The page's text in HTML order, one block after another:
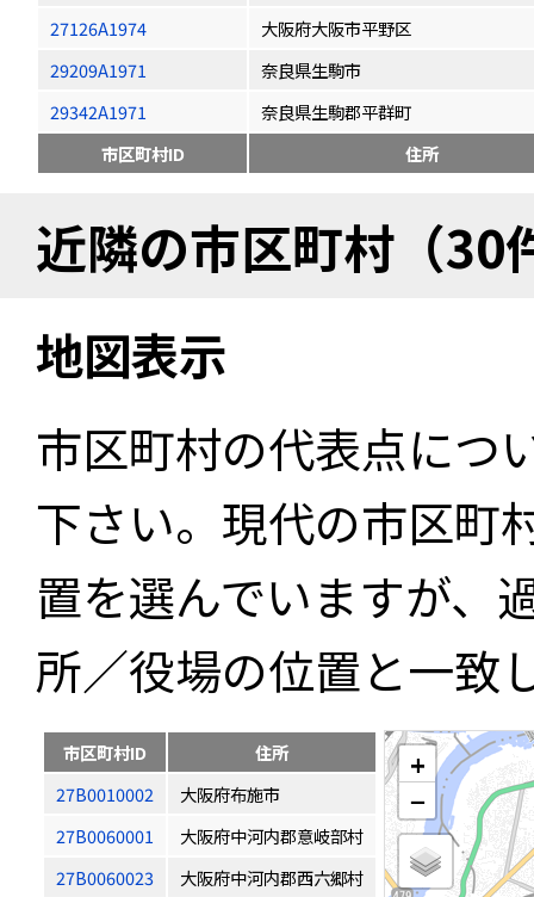
27126A1974
大阪府大阪市平野区
29209A1971
奈良県生駒市
29342A1971
奈良県生駒郡平群町
市区町村ID
住所
近隣の市区町村（30
地図表示
市区町村の代表点につ
下さい。現代の市区町
置を選んでいますが、
所／役場の位置と一致
市区町村ID
住所
27B0010002
大阪府布施市
27B0060001
大阪府中河内郡意岐部村
27B0060023
大阪府中河内郡西六郷村
+
−